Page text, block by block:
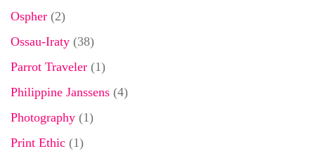
Ospher (2)
Ossau-Iraty (38)
Parrot Traveler (1)
Philippine Janssens (4)
Photography (1)
Print Ethic (1)